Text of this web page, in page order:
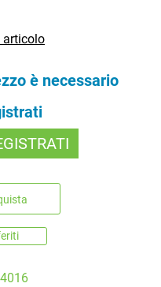
articolo
è necessario